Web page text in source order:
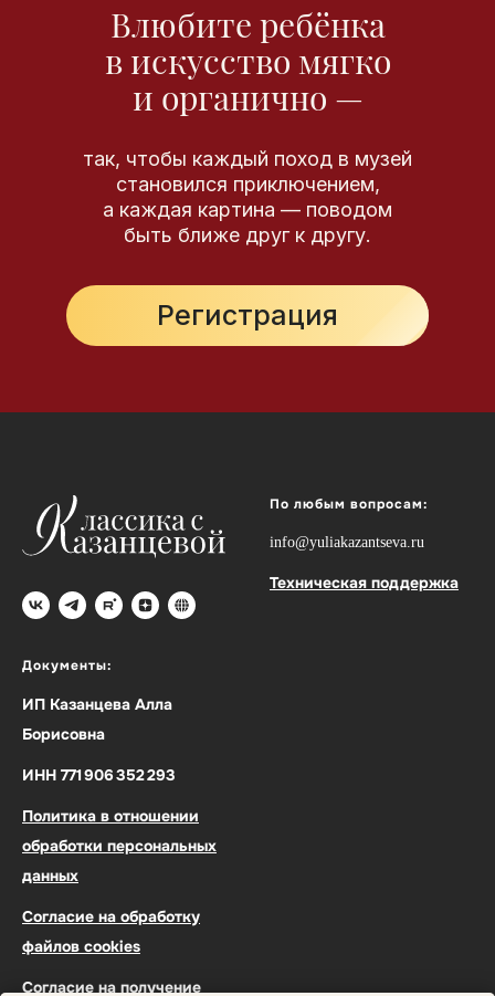
Влюбите ребёнка
в искусство мягко
и органично —
так, чтобы каждый поход в музей
становился приключением,
а каждая картина — поводом
быть ближе друг к другу.
Регистрация
По любым вопросам:
info@yuliakazantseva.ru
Техническая поддержка
Документы:
ИП Казанцева Алла
Борисовна
ИНН 771 906 352 293
Политика в отношении
обработки персональных
данных
Согласие на обработку
файлов cookies
Согласие на получение